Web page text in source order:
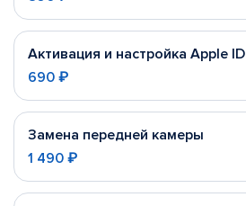
Активация и настройка Apple ID
690 ₽
Замена передней камеры
1 490 ₽